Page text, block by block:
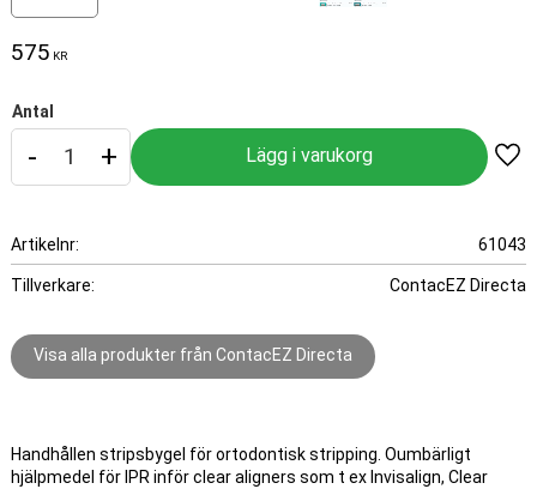
575 KR
Antal
+
-
Artikelnr 61043
Tillverkare ContacEZ Directa
Visa alla produkter från ContacEZ Directa
Handhållen stripsbygel för ortodontisk stripping. Oumbärligt
hjälpmedel för IPR inför clear aligners som t ex Invisalign, Clear